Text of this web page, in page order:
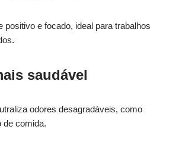
positivo e focado, ideal para trabalhos
saudável
odores desagradáveis, como
de comida.